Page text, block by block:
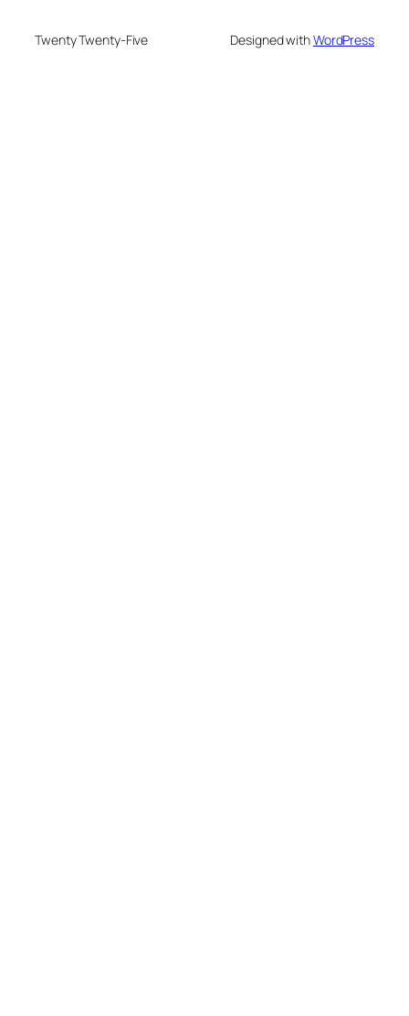
Twenty Twenty-Five Designed withWordPress